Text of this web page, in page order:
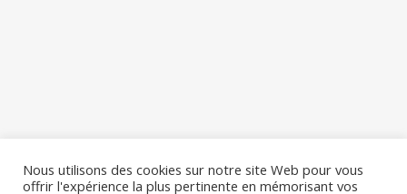
Nous utilisons des cookies sur notre site Web pour vous
offrir l'expérience la plus pertinente en mémorisant vos